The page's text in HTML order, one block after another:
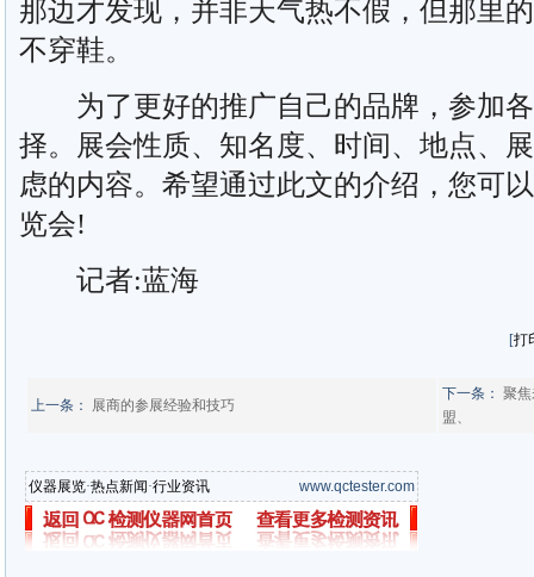
那边才发现，并非天气热不假，但那里
不穿鞋。
为了更好的推广自己的品牌，参加各
择。展会性质、知名度、时间、地点、
虑的内容。希望通过此文的介绍，您可
览会!
记者:蓝海
[打
上一条： 展商的参展经验和技巧
下一条： 聚
盟、
仪器展览·热点新闻·行业资讯 www.qctester.com